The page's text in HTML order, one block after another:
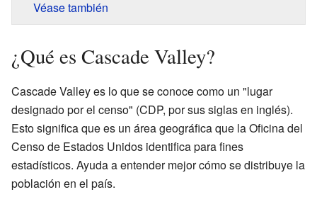
Véase también
¿Qué es Cascade Valley?
Cascade Valley es lo que se conoce como un "lugar
designado por el censo" (CDP, por sus siglas en inglés).
Esto significa que es un área geográfica que la Oficina del
Censo de Estados Unidos identifica para fines
estadísticos. Ayuda a entender mejor cómo se distribuye la
población en el país.